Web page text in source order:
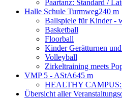
Paartanz: Standard /
Halle Schule Turmweg240 m
Ballspiele für Kinder -
Basketball
Floorball
Kinder Gerätturnen
Volleyball
Zirkeltraining meets
VMP 5 - AStA645 m
HEALTHY CAMPUS:
Übersicht aller